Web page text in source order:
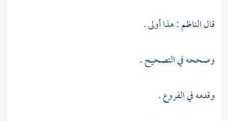
قالالناظم: هذا أولى .
وصححه في التصحيح .
وقدمه في الفروع .